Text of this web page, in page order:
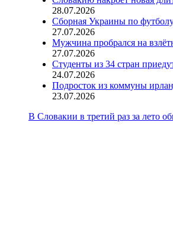
28.07.2026
Сборная Украины по
27.07.2026
Мужчина пробрался на
27.07.2026
Студенты из 34 стран
24.07.2026
Подросток из коммуны
23.07.2026
В Словакии в третий раз за лето